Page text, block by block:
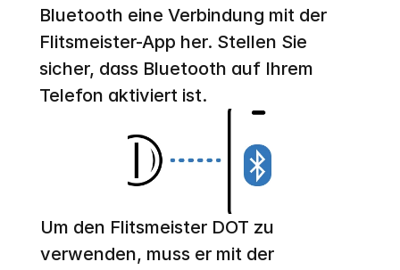
Bluetooth eine Verbindung mit der
Flitsmeister-App her. Stellen Sie
sicher, dass Bluetooth auf Ihrem
Telefon aktiviert ist.
Um den Flitsmeister DOT zu
verwenden, muss er mit der